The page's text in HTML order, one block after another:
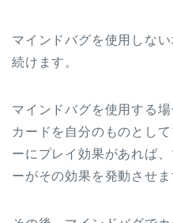
マインドバグを使用しな
続けます。
マインドバグを使用する
カードを自分のものとし
ーにプレイ効果があれば
ーがその効果を発動させま